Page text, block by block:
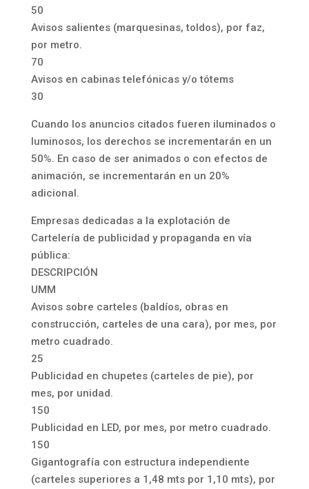
50
Avisos salientes (marquesinas, toldos), por faz,
por metro.
70
Avisos en cabinas telefónicas y/o tótems
30
Cuando los anuncios citados fueren iluminados o
luminosos, los derechos se incrementarán en un
50%. En caso de ser animados o con efectos de
animación, se incrementarán en un 20%
adicional.
Empresas dedicadas a la explotación de
Cartelería de publicidad y propaganda en vía
pública:
DESCRIPCIÓN
UMM
Avisos sobre carteles (baldíos, obras en
construcción, carteles de una cara), por mes, por
metro cuadrado.
25
Publicidad en chupetes (carteles de pie), por
mes, por unidad.
150
Publicidad en LED, por mes, por metro cuadrado.
150
Gigantografía con estructura independiente
(carteles superiores a 1,48 mts por 1,10 mts), por